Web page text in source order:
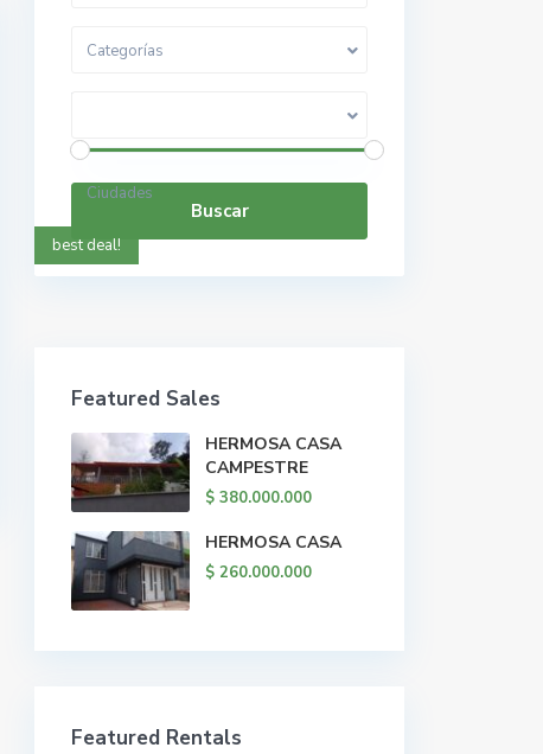
Categorías
Rango de precios:
Ciudades
Buscar
best deal!
Featured Sales
HERMOSA CASA
CAMPESTRE
$ 380.000.000
HERMOSA CASA
$ 260.000.000
Featured Rentals